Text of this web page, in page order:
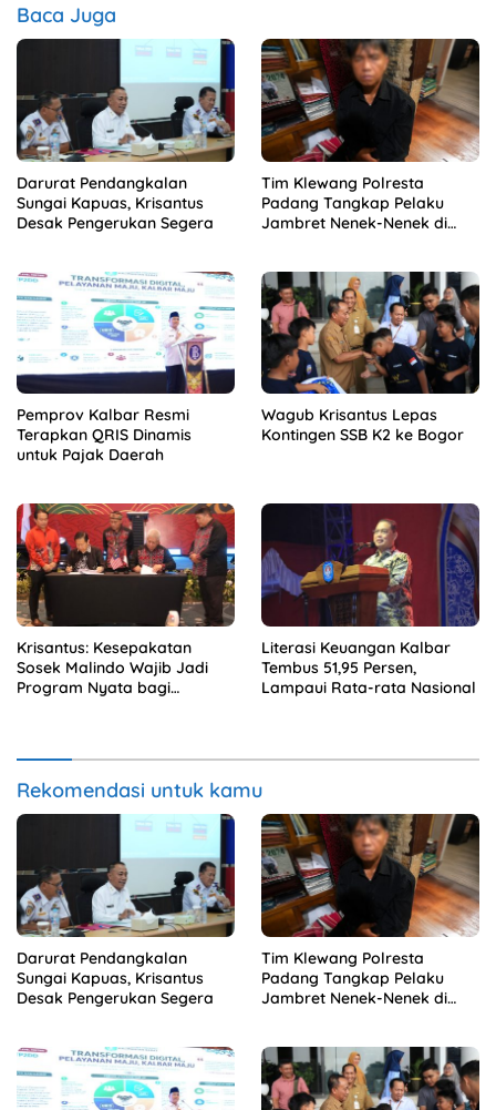
Baca Juga
Darurat Pendangkalan
Sungai Kapuas, Krisantus
Desak Pengerukan Segera
Tim Klewang Polresta
Padang Tangkap Pelaku
Jambret Nenek-Nenek di
Pemprov Kalbar Resmi
Terapkan QRIS Dinamis
untuk Pajak Daerah
Wagub Krisantus Lepas
Kontingen SSB K2 ke Bogor
Krisantus: Kesepakatan
Sosek Malindo Wajib Jadi
Program Nyata bagi
Literasi Keuangan Kalbar
Tembus 51,95 Persen,
Lampaui Rata-rata Nasional
Rekomendasi untuk kamu
Darurat Pendangkalan
Sungai Kapuas, Krisantus
Desak Pengerukan Segera
Tim Klewang Polresta
Padang Tangkap Pelaku
Jambret Nenek-Nenek di